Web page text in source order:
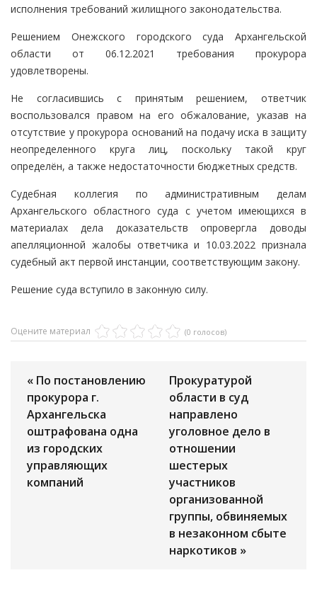
исполнения требований жилищного законодательства.
Решением Онежского городского суда Архангельской
области от 06.12.2021 требования прокурора
удовлетворены.
Не согласившись с принятым решением, ответчик
воспользовался правом на его обжалование, указав на
отсутствие у прокурора оснований на подачу иска в защиту
неопределенного круга лиц, поскольку такой круг
определён, а также недостаточности бюджетных средств.
Судебная коллегия по административным делам
Архангельского областного суда с учетом имеющихся в
материалах дела доказательств опровергла доводы
апелляционной жалобы ответчика и 10.03.2022 признала
судебный акт первой инстанции, соответствующим закону.
Решение суда вступило в законную силу.
Оцените материал (0 голосов)
« По постановлению
прокурора г.
Архангельска
оштрафована одна
из городских
управляющих
компаний
Прокуратурой
области в суд
направлено
уголовное дело в
отношении
шестерых
участников
организованной
группы, обвиняемых
в незаконном сбыте
наркотиков »